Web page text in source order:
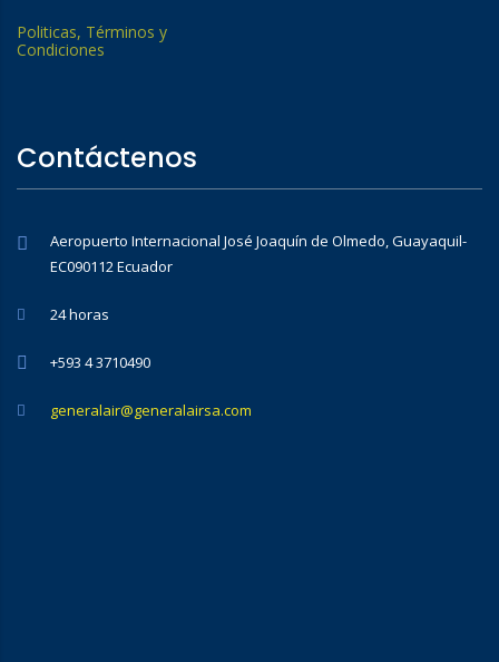
Politicas, Términos y
Condiciones
Contáctenos
Aeropuerto Internacional José Joaquín de Olmedo, Guayaquil-
EC090112 Ecuador
24 horas
+593 4 3710490
generalair@generalairsa.com